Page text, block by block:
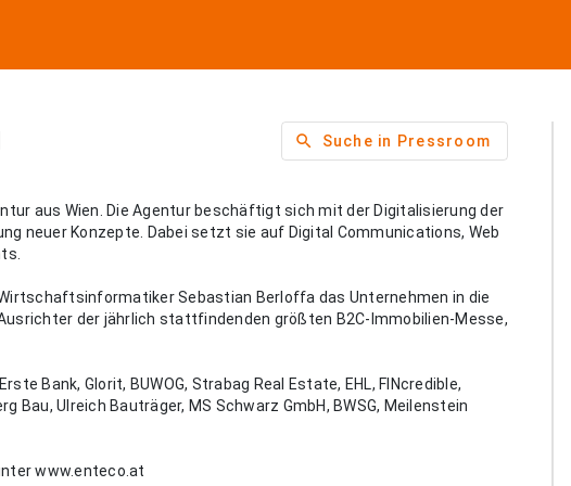
search Suche in Pressroom
aus Wien. Die Agentur beschäftigt sich mit der Digitalisierung der
neuer Konzepte. Dabei setzt sie auf Digital Communications, Web
Sebastian Berloffa das Unternehmen in die
der jährlich stattfindenden größten B2C-Immobilien-Messe,
Bank, Glorit, BUWOG, Strabag Real Estate, EHL, FINcredible,
Bau, Ulreich Bauträger, MS Schwarz GmbH, BWSG, Meilenstein
www.enteco.at